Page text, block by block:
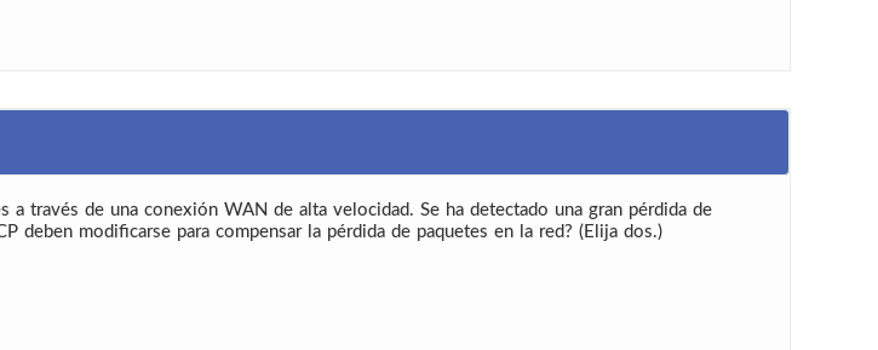
a través de una conexión WAN de alta velocidad. Se ha detectado una gran pérdida de
deben modificarse para compensar la pérdida de paquetes en la red? (Elija dos.)